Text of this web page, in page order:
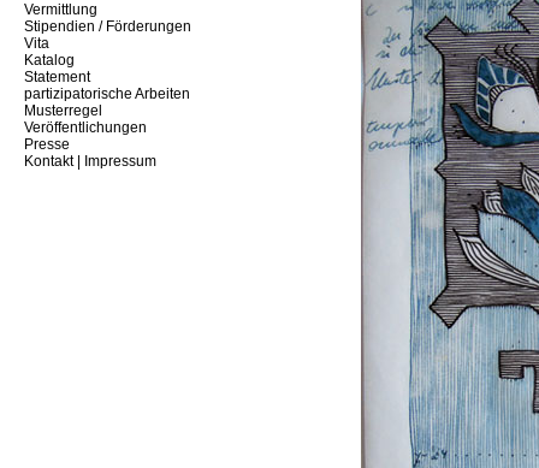
Vermittlung
Stipendien / Förderungen
Vita
Katalog
Statement
partizipatorische Arbeiten
Musterregel
Veröffentlichungen
Presse
Kontakt | Impressum